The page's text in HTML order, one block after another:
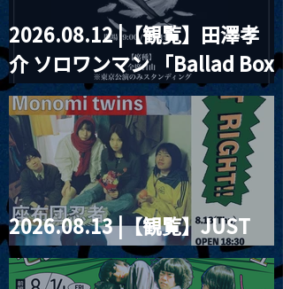
2026.08.12 |【観覧】田澤孝
介 ソロワンマン 「Ballad Box
2026」
2026.08.13 |【観覧】JUST
RIGHT!! vol.26